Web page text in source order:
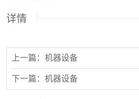
详情
上一篇：机器设备
下一篇：机器设备